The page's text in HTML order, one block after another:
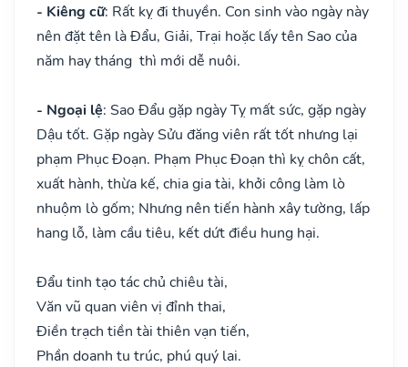
- Kiêng cữ: Rất kỵ đi thuyền. Con sinh vào ngày này
nên đặt tên là Đẩu, Giải, Trại hoặc lấy tên Sao của
năm hay tháng thì mới dễ nuôi.
- Ngoại lệ: Sao Đẩu gặp ngày Tỵ mất sức, gặp ngày
Dậu tốt. Gặp ngày Sửu đăng viên rất tốt nhưng lại
phạm Phục Đoạn. Phạm Phục Đoạn thì kỵ chôn cất,
xuất hành, thừa kế, chia gia tài, khởi công làm lò
nhuộm lò gốm; Nhưng nên tiến hành xây tường, lấp
hang lỗ, làm cầu tiêu, kết dứt điều hung hại.
Đẩu tinh tạo tác chủ chiêu tài,
Văn vũ quan viên vị đỉnh thai,
Điền trạch tiền tài thiên vạn tiến,
Phần doanh tu trúc, phú quý lai.